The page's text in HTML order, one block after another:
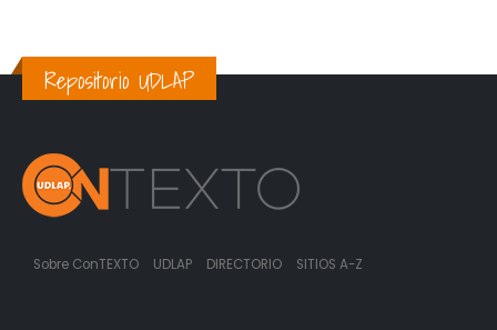
Repositorio UDLAP
Sobre ConTEXTO UDLAP DIRECTORIO SITIOS A-Z